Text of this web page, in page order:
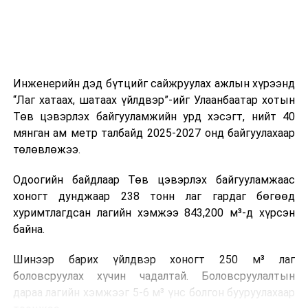
өдөр тутмын ажлын бэлэн байдлыг хангах зэрэг
практик ур чадварыг сургалтын хөтөлбөрт тусгажээ.
Сургалтыг танилцуулах лекц, асуулт-хариулт,
жишээнд суурилсан сургалт, багаар ажиллах дасгал,
танилцах, онцгой нөхцөлд ажиллах дадлага зэрэг
онол, практик хосолсон хэлбэрээр зохион байгуулж
байна.
зохион байгуулах Үндэсний хорооны Ажлын алба,
Нийслэлийн тээврийн газар, Автотээврийн үндэсний
төв болон Тээврийн цагдаагийн албаны холбогдох
Инженерийн дэд бүтцийг сайжруулах ажлын хүрээнд
“Лаг хатаах, шатаах үйлдвэр”-ийг Улаанбаатар хотын
Төв цэвэрлэх байгууламжийн урд хэсэгт, нийт 40
мянган ам метр талбайд 2025-2027 онд байгуулахаар
төлөвлөжээ.
Одоогийн байдлаар Төв цэвэрлэх байгууламжаас
хоногт дунджаар 238 тонн лаг гардаг бөгөөд
хуримтлагдсан лагийн хэмжээ 843,200 м³-д хүрсэн
байна.
Шинээр барих үйлдвэр хоногт 250 м³ лаг
боловсруулах хүчин чадалтай. Боловсруулалтын
дараа лагийн хэмжээг 5-6 м³ үнс болгон бууруулахаар